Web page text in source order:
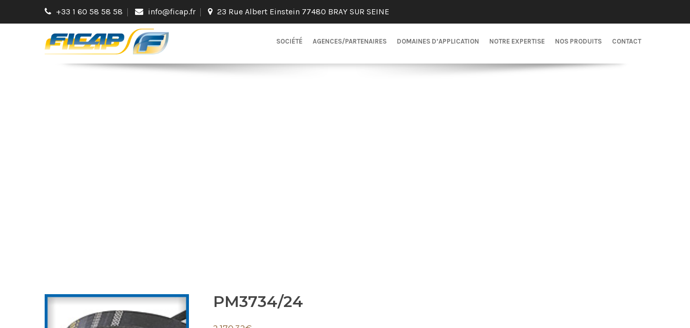
+33 1 60 58 58 58 info@ficap.fr 23 Rue Albert Einstein 77480 BRAY SUR SEINE
SOCIÉTÉ AGENCES/PARTENAIRES DOMAINES D’APPLICATION NOTRE EXPERTISE NOS PRODUITS CONTACT
PM3734/24